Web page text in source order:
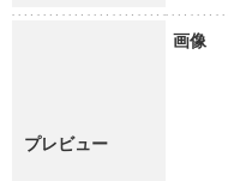
プレビュー
画像